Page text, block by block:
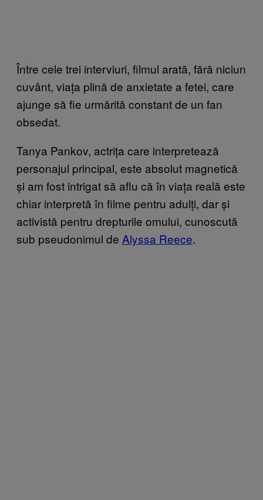
Între cele trei interviuri, filmul arată, fără niciun
cuvânt, viața plină de anxietate a fetei, care
ajunge să fie urmărită constant de un fan
obsedat.
Tanya Pankov, actrița care interpretează
personajul principal, este absolut magnetică
și am fost intrigat să aflu că în viața reală este
chiar interpretă în filme pentru adulți, dar și
activistă pentru drepturile omului, cunoscută
sub pseudonimul de Alyssa Reece.